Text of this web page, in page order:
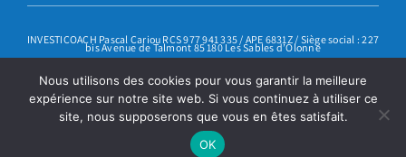
INVESTICOACH Pascal Cariou RCS 977 941 335 / APE 6831Z / Siège social : 227
bis Avenue de Talmont 85 180 Les Sables d’Olonne
Nous utilisons des cookies pour vous garantir la meilleure
expérience sur notre site web. Si vous continuez à utiliser ce
site, nous supposerons que vous en êtes satisfait.
OK